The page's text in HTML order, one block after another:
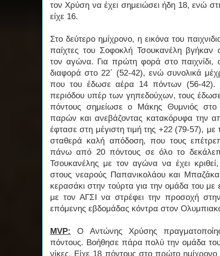
τον Χρύση να έχει σημειώσει ήδη 18, ενώ
είχε 16.
Στο δεύτερο ημίχρονο, η εικόνα του
παίχτες του Σοφοκλή Τσουκανέλη βγήκαν
τον αγώνα. Για πρώτη φορά στο παιχνίδι,
διαφορά στο 22΄ (52-42), ενώ συνολικά
που του έδωσε αέρα 14 πόντων (56-42).
περιόδου υπέρ των γηπεδούχων, τους
πόντους σημείωσε ο Μάκης Θυμνιός στο
παρών και ανεβάζοντας κατακόρυφα την
έφτασε στη μέγιστη τιμή της +22 (79-57), με
σταθερά καλή απόδοση, που τους
πάνω από 20 πόντους σε όλο το
Τσουκανέλης με τον αγώνα να έχει
στους νεαρούς Παπανικολάου και
κερασάκι στην τούρτα για την ομάδα του με
με τον ΑΓΣΙ να στρέφει την προσοχή
επόμενης εβδομάδας κόντρα στον
MVP:
Ο Αντώνης Χρύσης
πόντους. Βοήθησε πάρα πολύ την ομάδα του
νίκες. Είχε 18 πόντους στο πρώτο